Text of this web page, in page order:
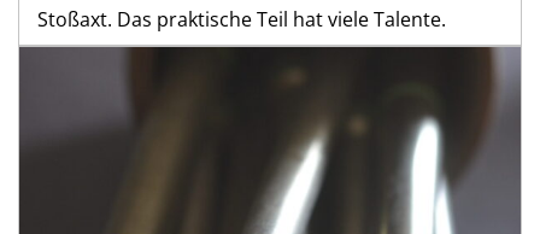
Stoßaxt. Das praktische Teil hat viele Talente.